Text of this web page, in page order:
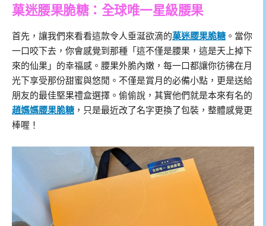
菓迷腰果脆糖：全球唯一星級腰果
首先，讓我們來看看這款令人垂涎欲滴的菓迷腰果脆糖 。當你
一口咬下去，你會感覺到那種「這不僅是腰果，這是天上掉下
來的仙果」的幸福感。腰果外脆內嫩，每一口都讓你彷彿在月
光下享受那份甜蜜與悠閒。不僅是賞月的必備小點，更是送給
朋友的最佳堅果禮盒選擇。偷偷說，其實他們就是本來有名的
趙媽媽腰果脆糖 ，只是最近改了名字更換了包裝，整體感覺更
棒喔！